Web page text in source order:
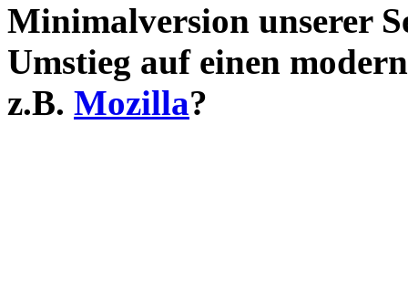
Minimalversion unserer
Umstieg auf einen
z.B. Mozilla?